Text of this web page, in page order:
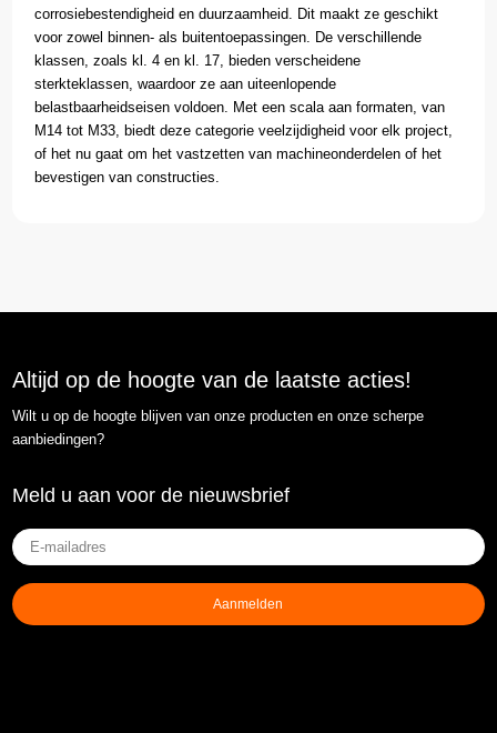
corrosiebestendigheid en duurzaamheid. Dit maakt ze geschikt
voor zowel binnen- als buitentoepassingen. De verschillende
klassen, zoals kl. 4 en kl. 17, bieden verscheidene
sterkteklassen, waardoor ze aan uiteenlopende
belastbaarheidseisen voldoen. Met een scala aan formaten, van
M14 tot M33, biedt deze categorie veelzijdigheid voor elk project,
of het nu gaat om het vastzetten van machineonderdelen of het
bevestigen van constructies.
Altijd op de hoogte van de laatste acties!
Wilt u op de hoogte blijven van onze producten en onze scherpe
aanbiedingen?
Meld u aan voor de nieuwsbrief
E-
mailadres(Vereist)
Aanmelden